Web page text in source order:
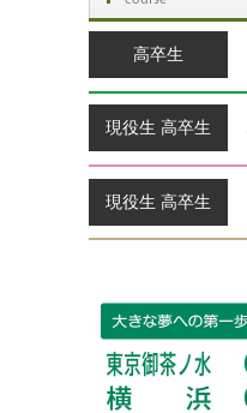
高卒生
現役生 高卒生
現役生 高卒生